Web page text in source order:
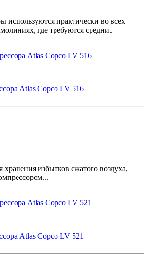
используются практически во всех
где требуются средни..
Atlas Copco LV 516
хранения избытков сжатого воздуха,
Atlas Copco LV 521